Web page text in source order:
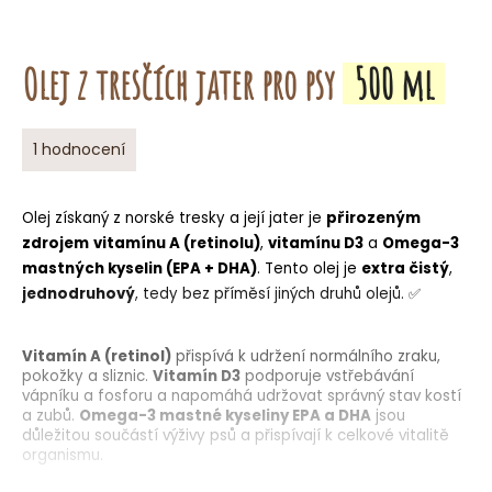
Průměrné
hodnocení
je
5,0
z
5
hvězdiček.
1 hodnocení
Olej z tresčích jater pro psy 500 ml
Olej získaný z norské tresky a její jater je přirozeným
zdrojem vitamínu A (retinolu), vitamínu D3 a Omega-3
mastných kyselin (EPA + DHA). Tento olej je extra čistý,
jednodruhový, tedy bez příměsí jiných druhů olejů. ✅
Vitamín A (retinol) přispívá k udržení normálního zraku,
pokožky a sliznic. Vitamín D3 podporuje vstřebávání
vápníku a fosforu a napomáhá udržovat správný stav kostí
a zubů. Omega-3 mastné kyseliny EPA a DHA jsou
důležitou součástí výživy psů a přispívají k celkové vitalitě
organismu.
u
č
e
e